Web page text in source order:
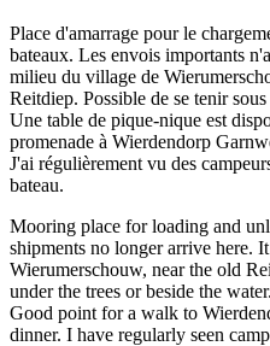
Place d'amarrage pour le
bateaux. Les envois importants
milieu du village de
Reitdiep. Possible de se tenir
Une table de pique-nique est
promenade à Wierdendorp
J'ai régulièrement vu des
bateau.
Mooring place for loading and
shipments no longer arrive here.
Wierumerschouw, near the old
under the trees or beside the
Good point for a walk to
dinner. I have regularly seen